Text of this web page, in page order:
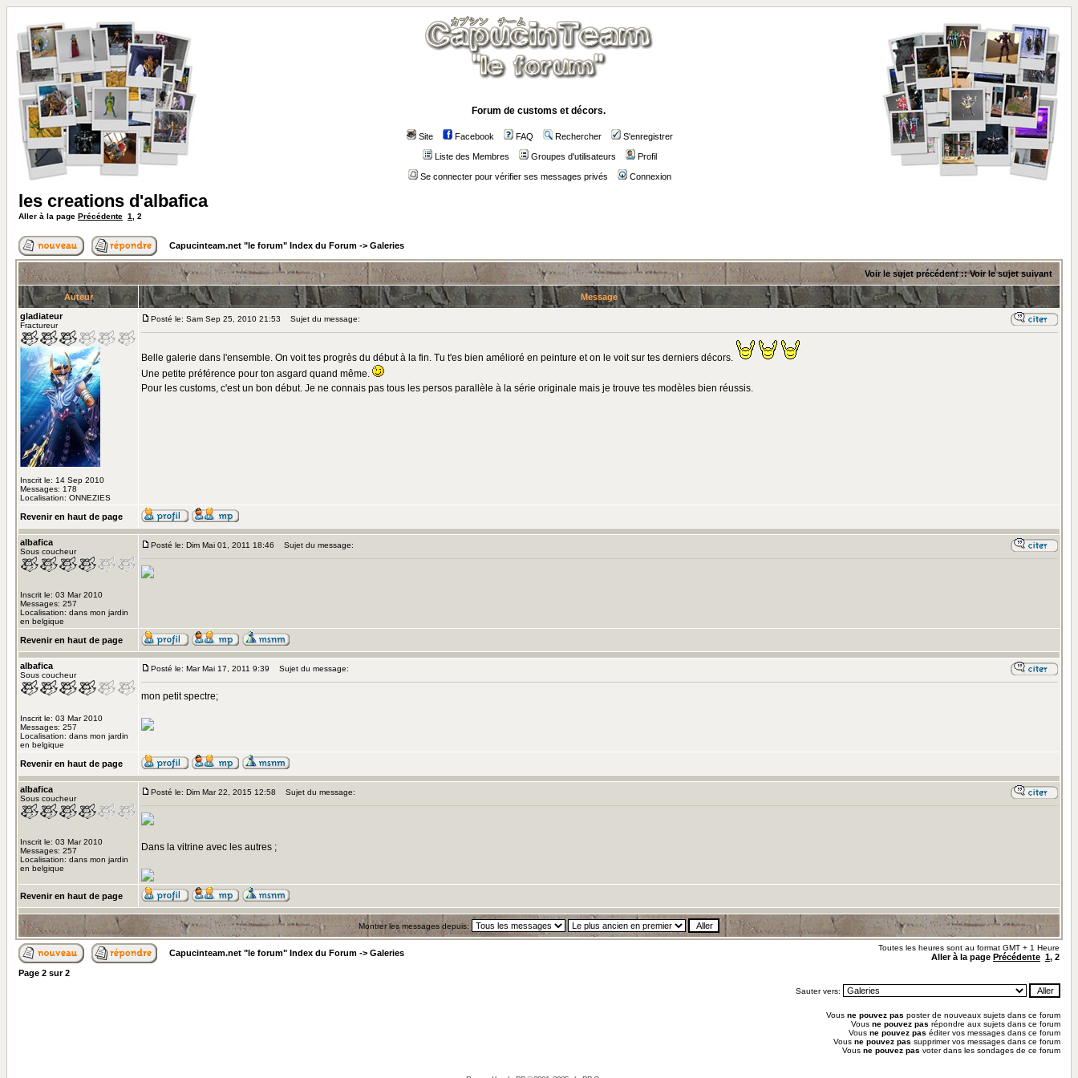
Forum de customs et décors.
Site Facebook FAQ Rechercher S'enregistrer
Liste des Membres Groupes d'utilisateurs Profil
Se connecter pour vérifier ses messages privés Connexion
les creations d'albafica
Aller à la page Précédente 1 2
Capucinteam.net "le forum" Index du Forum -> Galeries
Voir le sujet précédent::Voir le sujet suivant
Auteur
Message
gladiateur
Fractureur
Inscrit le: 14 Sep 2010
Messages: 178
Localisation: ONNEZIES
Posté le: Sam Sep 25, 2010 21:53 Sujet du message:
Belle galerie dans l'ensemble. On voit tes progrès du début à la fin. Tu t'es bien amélioré en peinture et on le voit sur tes derniers décors.
Une petite préférence pour ton asgard quand même.
Pour les customs, c'est un bon début. Je ne connais pas tous les persos parallèle à la série originale mais je trouve tes modèles bien réussis.
Revenir en haut de page
albafica
Sous coucheur
Inscrit le: 03 Mar 2010
Messages: 257
Localisation: dans mon jardin
en belgique
Posté le: Dim Mai 01, 2011 18:46 Sujet du message:
Revenir en haut de page
albafica
Sous coucheur
Inscrit le: 03 Mar 2010
Messages: 257
Localisation: dans mon jardin
en belgique
Posté le: Mar Mai 17, 2011 9:39 Sujet du message:
mon petit spectre;
Revenir en haut de page
albafica
Sous coucheur
Inscrit le: 03 Mar 2010
Messages: 257
Localisation: dans mon jardin
en belgique
Posté le: Dim Mar 22, 2015 12:58 Sujet du message:
Dans la vitrine avec les autres ;
Revenir en haut de page
Montrer les messages depuis:
Capucinteam.net "le forum" Index du Forum -> Galeries
Toutes les heures sont au format GMT + 1 Heure
Aller à la page Précédente 1, 2
Page 2 sur2
Sauter vers:
Vous ne pouvez pas poster de nouveaux sujets dans ce forum
Vous ne pouvez pas répondre aux sujets dans ce forum
Vous ne pouvez pas éditer vos messages dans ce forum
Vous ne pouvez pas supprimer vos messages dans ce forum
Vous ne pouvez pas voter dans les sondages de ce forum